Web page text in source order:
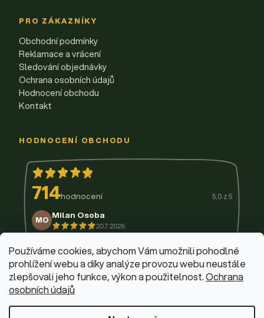
Používáme cookies, abychom Vám umožnili pohodlné
prohlížení webu a díky analýze provozu webu neustále
zlepšovali jeho funkce, výkon a použitelnost.Ochrana
osobních údajů
PRO ZÁKAZNÍKY
Obchodní podmínky
Reklamace a vrácení
Sledování objednávky
Ochrana osobních údajů
Hodnocení obchodu
Kontakt
HODNOCENÍ OBCHODU
714hodnocení 5,0 z 5
MO Milan Osoba
20.7.2026
14.7.2026
11.7.2026
9.7.2026
3.7.2026
29.6.2026
© 2026 Firemní krabičky
Dominik Fabík